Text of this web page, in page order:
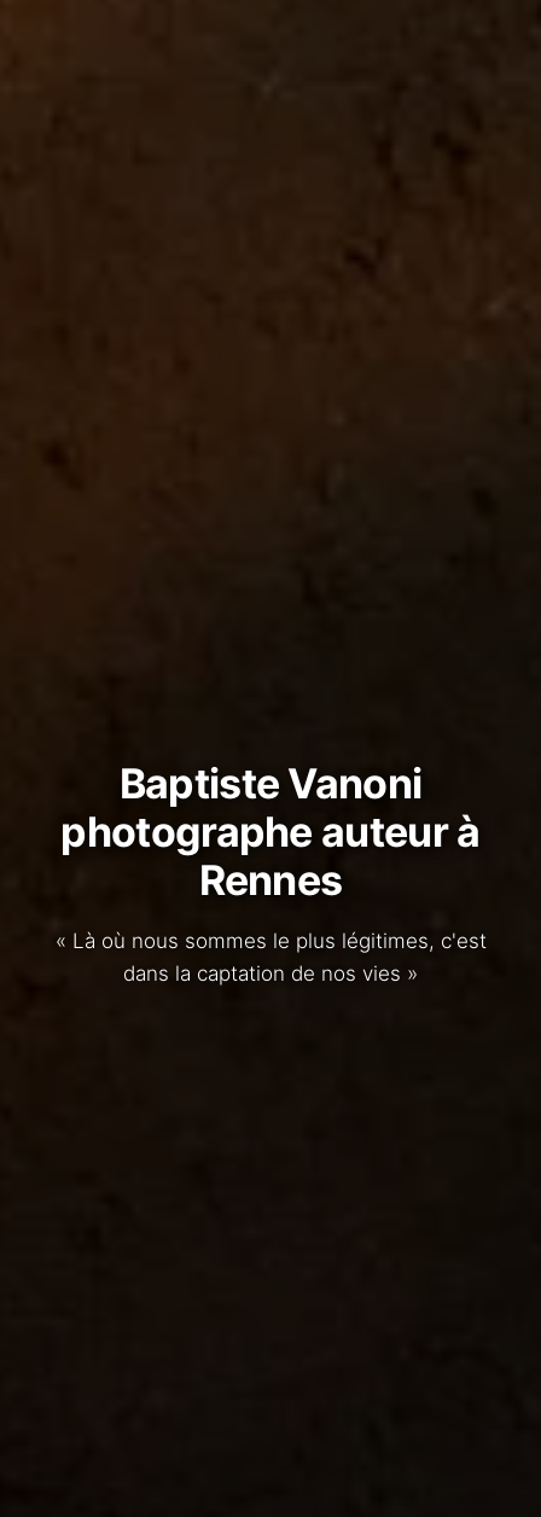
Baptiste Vanoni
photographe auteur à
Rennes
« Là où nous sommes le plus légitimes, c'est
dans la captation de nos vies »